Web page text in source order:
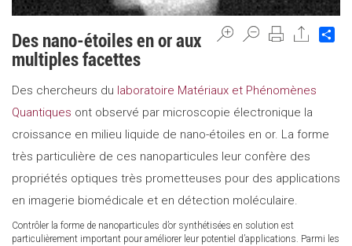
Des nano-étoiles en or aux
multiples facettes
Des chercheurs du laboratoire Matériaux et Phénomènes
Quantiques ont observé par microscopie électronique la
croissance en milieu liquide de nano-étoiles en or. La forme
très particulière de ces nanoparticules leur confère des
propriétés optiques très prometteuses pour des applications
en imagerie biomédicale et en détection moléculaire.
Contrôler la forme de nanoparticules d’or synthétisées en solution est
particulièrement important pour améliorer leur potentiel d’applications. Parmi les